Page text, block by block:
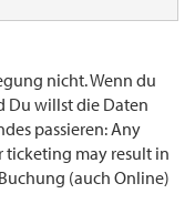
nicht. Wenn du
Du willst die Daten
passieren: Any
ticketing may result in
(auch Online)